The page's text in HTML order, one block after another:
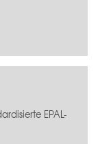
EPAL-